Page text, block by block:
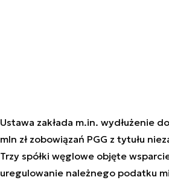
Ustawa zakłada m.in. wydłużenie
mln zł zobowiązań PGG z tytułu
Trzy spółki węglowe objęte
uregulowanie należnego podatku